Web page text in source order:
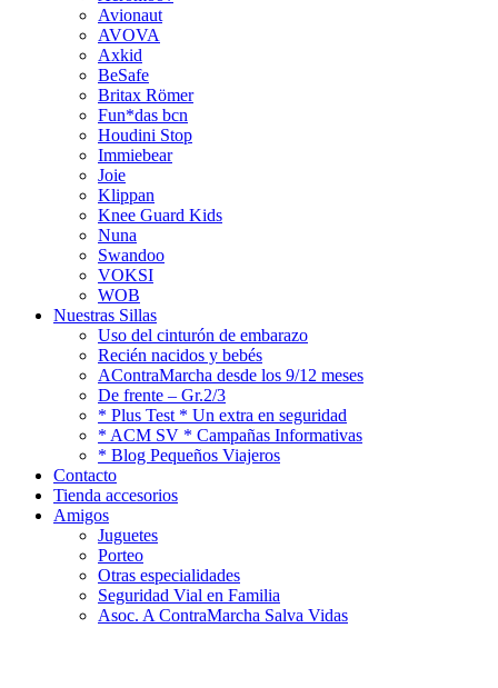
Avionaut
AVOVA
Axkid
BeSafe
Britax Römer
Fun*das bcn
Houdini Stop
Immiebear
Joie
Klippan
Knee Guard Kids
Nuna
Swandoo
VOKSI
WOB
Nuestras Sillas
Uso del cinturón de embarazo
Recién nacidos y bebés
AContraMarcha desde los 9/12 meses
De frente – Gr.2/3
* Plus Test * Un extra en seguridad
* ACM SV * Campañas Informativas
* Blog Pequeños Viajeros
Contacto
Tienda accesorios
Amigos
Juguetes
Porteo
Otras especialidades
Seguridad Vial en Familia
Asoc. A ContraMarcha Salva Vidas